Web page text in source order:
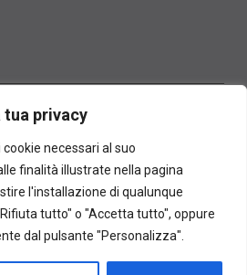
tua privacy
necessari al suo
finalità illustrate nella pagina
l'installazione di qualunque
tutto" o "Accetta tutto", oppure
dal pulsante "Personalizza".